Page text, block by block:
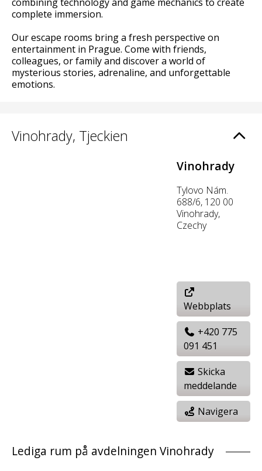
complete immersion.
Our escape rooms bring a fresh perspective on
entertainment in Prague. Come with friends,
colleagues, or family and discover a world of
mysterious stories, adrenaline, and unforgettable
emotions.
Vinohrady, Tjeckien
Vinohrady
Tylovo Nám.
688/6, 120 00
Vinohrady,
Czechy
Webbplats
+420 775
091 451
Skicka
meddelande
Navigera
Lediga rum på avdelningen Vinohrady